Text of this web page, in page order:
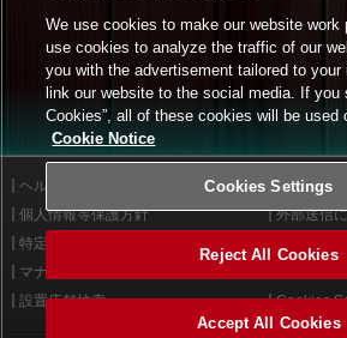
ヘルプ
利用規約
個人情報等保護方針
外部送信
特定商取引法に基づく表示
マナー＆ルール
設置店舗検索
Cookies
We use cookies to make our website work
use cookies to analyze the traffic of our
you with the advertisement tailored to your
link our website to the social media. If you
Cookies”, all of these cookies will be used
Cookie Notice
Cookies Settings
Reject All Cookies
Accept All Cookies